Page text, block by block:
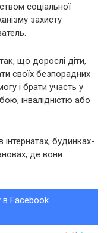
соціальної
захисту
що дорослі діти,
своїх безпорадних
і брати участь у
інвалідністю або
інтернатах, будинках-
де вони
в Facebook.